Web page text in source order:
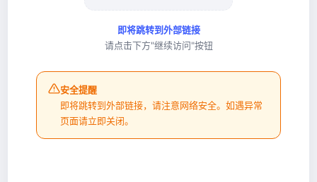
即将跳转到外部链接
请点击下方"继续访问"按钮
安全提醒
即将跳转到外部链接，请注意网络安全。如遇异常
页面请立即关闭。